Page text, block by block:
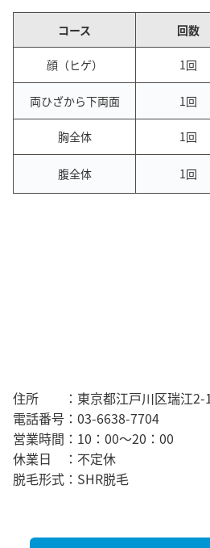
コース 回数
顔（ヒゲ） 1回
両ひざから下両面 1回
胸全体 1回
腹全体 1回
住所 ： 東京都江戸川区瑞江
電話番号： 03-6638-7704
営業時間： 10：00～20：00
休業日 ： 不定休
脱毛形式： SHR脱毛